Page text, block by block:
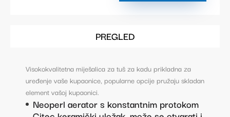
PREGLED
Visokokvalitetna miješalica za tuš za kadu prikladna za
uređenje vaše kupaonice, popularne opcije pružaju skladan
element vašoj kupaonici.
Neoperl aerator s konstantnim protokom